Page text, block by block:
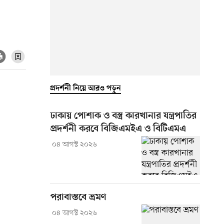
প্রদর্শনী নিয়ে আরও পড়ুন
ঢাকায় পোশাক ও বস্ত্র কারখানার যন্ত্রপাতির
প্রদর্শনী করবে বিজিএমইএ ও বিটিএমএ
০৪ আগস্ট ২০২৬
পরাবাস্তবে ভ্রমণ
০৪ আগস্ট ২০২৬